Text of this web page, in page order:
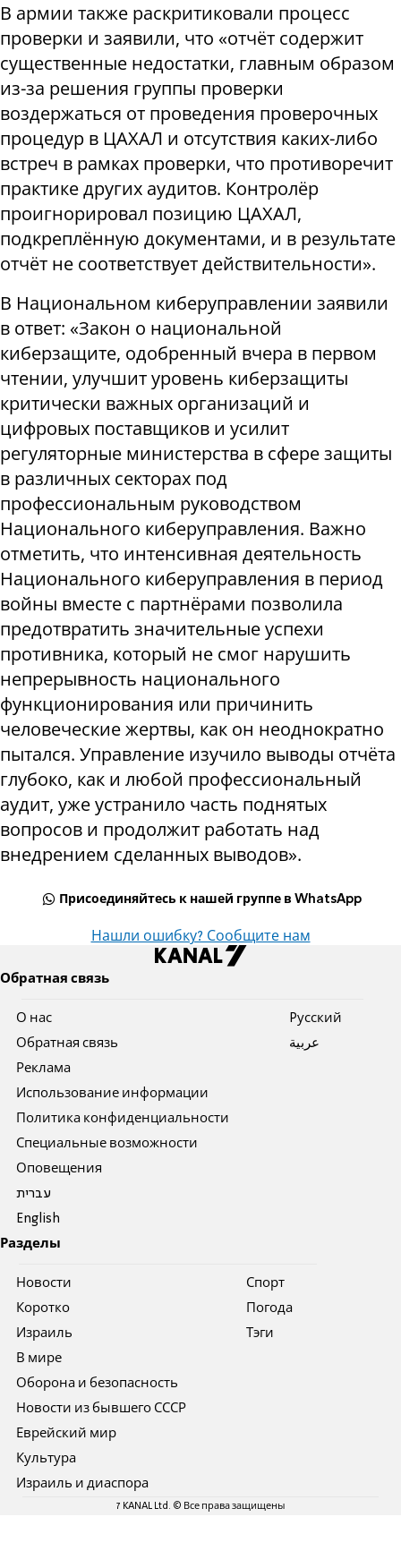
В армии также раскритиковали процесс
проверки и заявили, что «отчёт содержит
существенные недостатки, главным образом
из-за решения группы проверки
воздержаться от проведения проверочных
процедур в ЦАХАЛ и отсутствия каких-либо
встреч в рамках проверки, что противоречит
практике других аудитов. Контролёр
проигнорировал позицию ЦАХАЛ,
подкреплённую документами, и в результате
отчёт не соответствует действительности».
В Национальном киберуправлении заявили
в ответ: «Закон о национальной
киберзащите, одобренный вчера в первом
чтении, улучшит уровень киберзащиты
критически важных организаций и
цифровых поставщиков и усилит
регуляторные министерства в сфере защиты
в различных секторах под
профессиональным руководством
Национального киберуправления. Важно
отметить, что интенсивная деятельность
Национального киберуправления в период
войны вместе с партнёрами позволила
предотвратить значительные успехи
противника, который не смог нарушить
непрерывность национального
функционирования или причинить
человеческие жертвы, как он неоднократно
пытался. Управление изучило выводы отчёта
глубоко, как и любой профессиональный
аудит, уже устранило часть поднятых
вопросов и продолжит работать над
внедрением сделанных выводов».
Присоединяйтесь к нашей группе в WhatsApp
Нашли ошибку? Сообщите нам
Обратная связь
О нас
Обратная связь
Реклама
Использование информации
Политика конфиденциальности
Специальные возможности
Оповещения
עברית
English
Pусский
عربية
Разделы
Новости
Коротко
Израиль
В мире
Оборона и безопасность
Новости из бывшего СССР
Еврейский мир
Культура
Израиль и диаспора
Спорт
Погода
Тэги
7 KANAL Ltd. © Все права защищены